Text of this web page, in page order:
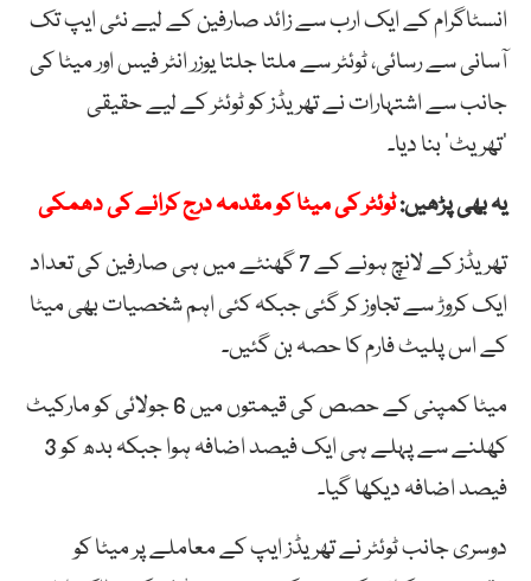
انسٹاگرام کے ایک ارب سے زائد صارفین کے لیے نئی ایپ تک
آسانی سے رسائی، ٹوئٹر سے ملتا جلتا یوزر انٹر فیس اور میٹا کی
جانب سے اشتہارات نے تھریڈز کو ٹوئٹر کے لیے حقیقی
‘تھریٹ’ بنا دیا۔
یہ بھی پڑھیں:ٹوئٹر کی میٹا کو مقدمہ درج کرانے کی دھمکی
تھریڈز کے لانچ ہونے کے 7 گھنٹے میں ہی صارفین کی تعداد
ایک کروڑ سے تجاوز کر گئی جبکہ کئی اہم شخصیات بھی میٹا
کے اس پلیٹ فارم کا حصہ بن گئیں۔
میٹا کمپنی کے حصص کی قیمتوں میں 6 جولائی کو مارکیٹ
کھلنے سے پہلے ہی ایک فیصد اضافہ ہوا جبکہ بدھ کو 3
فیصد اضافہ دیکھا گیا۔
دوسری جانب ٹوئٹر نے تھریڈز ایپ کے معاملے پر میٹا کو